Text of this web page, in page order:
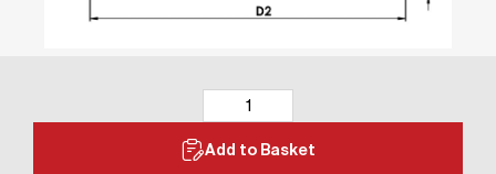
Add to Basket